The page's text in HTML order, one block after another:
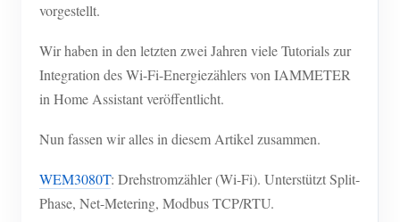
vorgestellt.
Wir haben in den letzten zwei Jahren viele Tutorials zur
Integration des Wi-Fi-Energiezählers von IAMMETER
in Home Assistant veröffentlicht.
Nun fassen wir alles in diesem Artikel zusammen.
WEM3080T: Drehstromzähler (Wi-Fi). Unterstützt Split-
Phase, Net-Metering, Modbus TCP/RTU.